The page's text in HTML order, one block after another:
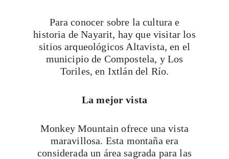
Para conocer sobre la cultura e
historia de Nayarit, hay que visitar los
sitios arqueológicos Altavista, en el
municipio de Compostela, y Los
Toriles, en Ixtlán del Río.
La mejor vista
Monkey Mountain ofrece una vista
maravillosa. Esta montaña era
considerada un área sagrada para las